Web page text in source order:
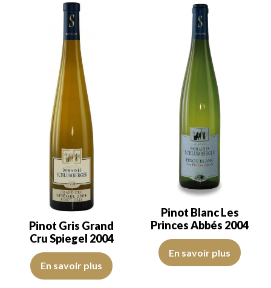
Pinot Gris Grand
Cru Spiegel 2004
La robe est jaune or clair avec des reflets vert de bonne
En savoir plus
Pinot Blanc Les
Princes Abbés 2004
La robe est jaune or claire
En savoir plus